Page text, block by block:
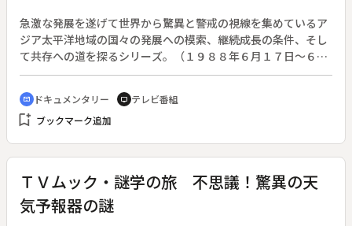
急激な発展を遂げて世界から驚異と警戒の視線を集めているア
ジア太平洋地域の国々の発展への模索、継続成長の条件、そし
て共存への道を探るシリーズ。（１９８８年６月１７日～６月
２０日放送、全３回）◆技術力が競争の鍵を握る現在、ＮＩＣ
Ｓ（現ＮＩＥＳ）発展の背景には各国の技術習得への努力と技
術移転がある。アメリカＵＰＩ社からの研修を受け入れるまで
になった韓国・浦須製鉄所の発展の種は１９７３年の日本から
とらえ、企業ばかりでなく国益にもからむ経済戦争をレポート
cinematic_blur ドキュメンタリー tv テレビ番組
bookmark_add ブックマーク追加
ＴＶムック・謎学の旅 不思議！驚異の天
気予報器の謎